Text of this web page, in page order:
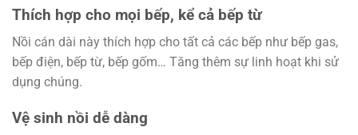
Thích hợp cho mọi bếp, kể cả bếp từ
Nồi cán dài này thích hợp cho tất cả các bếp như bếp gas,
bếp điện, bếp từ, bếp gốm… Tăng thêm sự linh hoạt khi sử
dụng chúng.
Vệ sinh nồi dễ dàng